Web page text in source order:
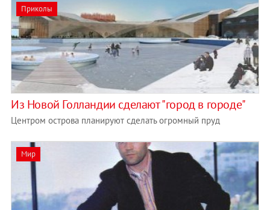
Приколы
Из Новой Голландии сделают "город в городе"
Центром острова планируют сделать огромный пруд
Мир